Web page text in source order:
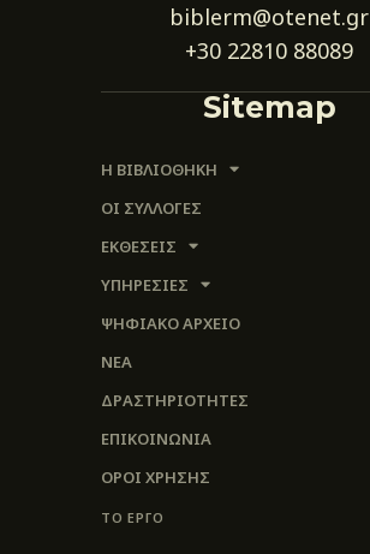
biblerm@otenet.gr
+30 22810 88089
Sitemap
Η ΒΙΒΛΙΟΘΗΚΗ
ΟΙ ΣΥΛΛΟΓΈΣ
ΕΚΘΕΣΕΙΣ
ΥΠΗΡΕΣΙΕΣ
ΨΗΦΙΑΚΌ ΑΡΧΕΊΟ
ΝΕΑ
ΔΡΑΣΤΗΡΙΟΤΗΤΕΣ
ΕΠΙΚΟΙΝΩΝΊΑ
ΌΡΟΙ ΧΡΉΣΗΣ
ΤΟ ΕΡΓΟ